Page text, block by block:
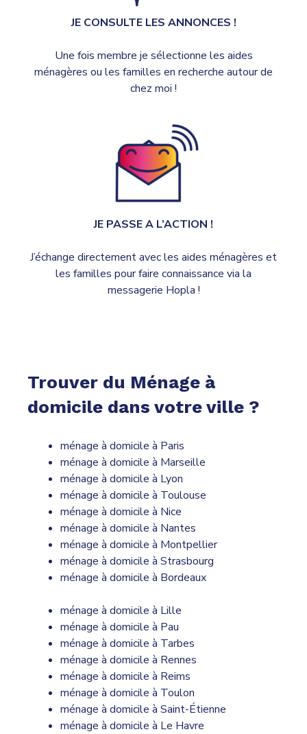
JE CONSULTE LES ANNONCES !
Une fois membre je sélectionne les aides
ménagères ou les familles en recherche autour de
chez moi !
JE PASSE A L’ACTION !
J’échange directement avec les aides ménagères et
les familles pour faire connaissance via la
messagerie Hopla !
Trouver du Ménage à
domicile dans votre ville ?
ménage à domicile à Paris
ménage à domicile à Marseille
ménage à domicile à Lyon
ménage à domicile à Toulouse
ménage à domicile à Nice
ménage à domicile à Nantes
ménage à domicile à Montpellier
ménage à domicile à Strasbourg
ménage à domicile à Bordeaux
ménage à domicile à Lille
ménage à domicile à Pau
ménage à domicile à Tarbes
ménage à domicile à Rennes
ménage à domicile à Reims
ménage à domicile à Toulon
ménage à domicile à Saint-Étienne
ménage à domicile à Le Havre